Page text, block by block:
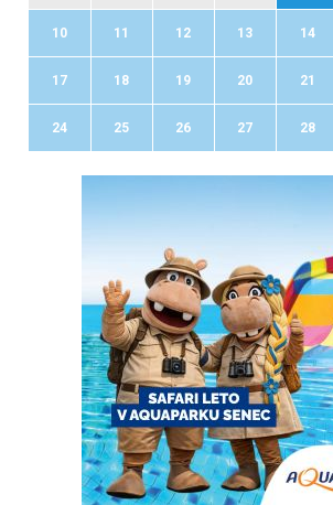
10 11 12 13 14
17 18 19 20 21
24 25 26 27 28